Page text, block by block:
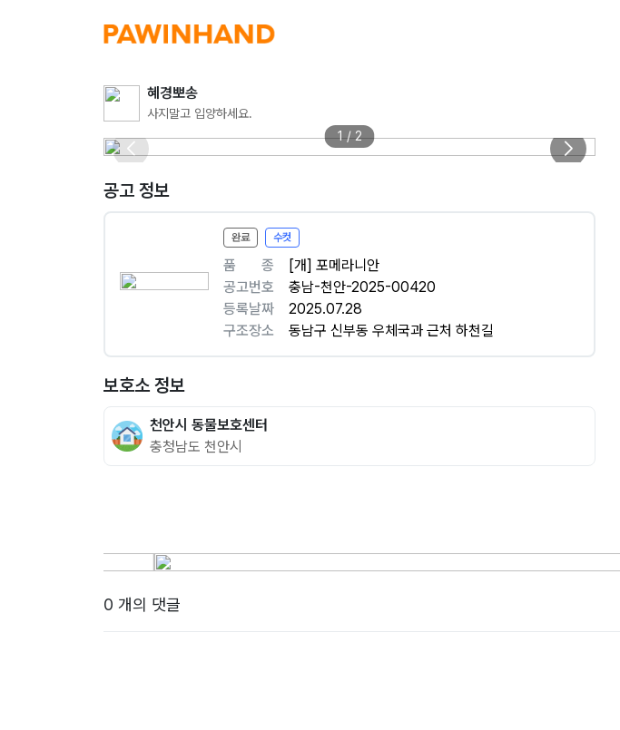
혜경뽀송
사지말고 입양하세요.
1 / 2
공고 정보
완료 수컷
품ㅤㅤ종
[개] 포메라니안
공고번호
충남-천안-2025-00420
등록날짜
2025.07.28
구조장소
동남구 신부동 우체국과 근처 하천길
보호소 정보
천안시 동물보호센터
충청남도 천안시
0 개의 댓글